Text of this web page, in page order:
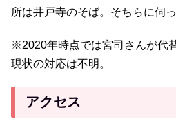
所は井戸寺のそば。そちらに伺
※2020年時点では宮司さんが代
現状の対応は不明。
アクセス